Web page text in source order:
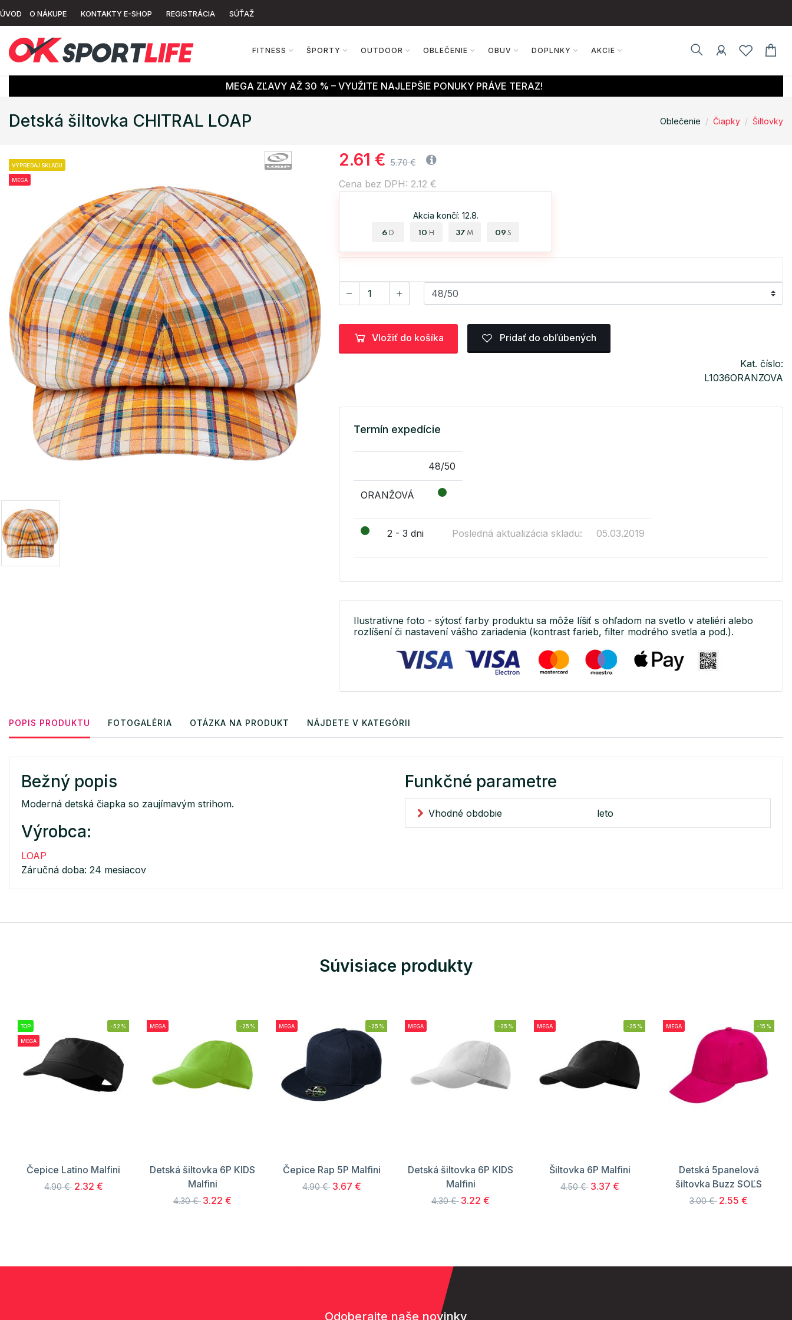
ÚVOD O NÁKUPE KONTAKTY E-SHOP REGISTRÁCIA SÚŤAŽ
FITNESS ŠPORTY OUTDOOR OBLEČENIE OBUV DOPLNKY AKCIE
MEGA ZĽAVY AŽ 30 % – VYUŽITE NAJLEPŠIE PONUKY PRÁVE TERAZ!
Detská šiltovka CHITRAL LOAP Oblečenie Čiapky Šiltovky
VÝPREDAJ SKLADU
MEGA
2.61 € 5.70 €
Cena bez DPH: 2.12 €
Akcia končí: 12.8.
6 D 10 H 37 M 09 S
Vložiť do košíka Pridať do obľúbených
Kat. číslo:
L1036ORANZOVA
Termín expedície
48/50
ORANŽOVÁ
2 - 3 dni Posledná aktualizácia skladu: 05.03.2019
Ilustratívne foto - sýtosť farby produktu sa môže líšiť s ohľadom na svetlo v ateliéri alebo
rozlíšení či nastavení vášho zariadenia (kontrast farieb, filter modrého svetla a pod.).
POPIS PRODUKTU FOTOGALÉRIA OTÁZKA NA PRODUKT NÁJDETE V KATEGÓRII
Bežný popis
Moderná detská čiapka so zaujímavým strihom.
Výrobca:
LOAP
Záručná doba: 24 mesiacov
Funkčné parametre
Vhodné obdobie leto
Súvisiace produkty
TOP
MEGA
-52%
Čepice Latino Malfini
4.90 € 2.32 €
MEGA -25%
Detská šiltovka 6P KIDS
Malfini
4.30 € 3.22 €
MEGA -25%
Čepice Rap 5P Malfini
4.90 € 3.67 €
MEGA -25%
Detská šiltovka 6P KIDS
Malfini
4.30 € 3.22 €
MEGA -25%
Šiltovka 6P Malfini
4.50 € 3.37 €
MEGA -15%
Detská 5panelová
šiltovka Buzz SOĽS
3.00 € 2.55 €
Odoberajte naše novinky